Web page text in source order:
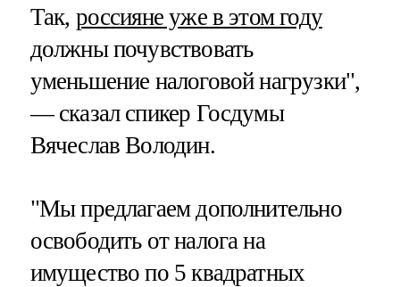
Так, россияне уже в этом году
должны почувствовать
уменьшение налоговой нагрузки",
— сказал спикер Госдумы
Вячеслав Володин.
"Мы предлагаем дополнительно
освободить от налога на
имущество по 5 квадратных